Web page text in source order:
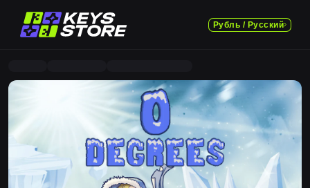
Рубль / Русский